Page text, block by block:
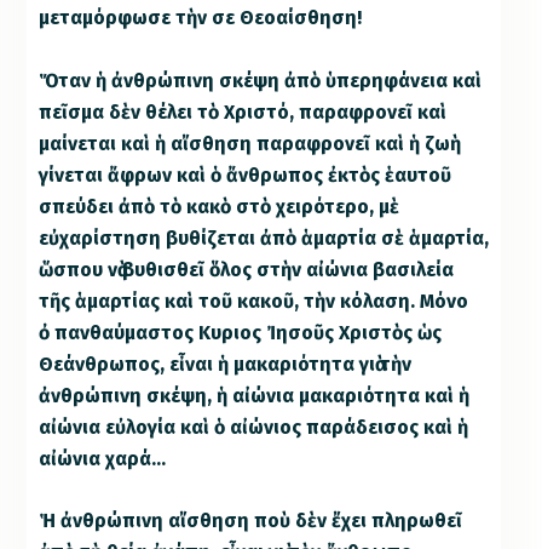
μεταμόρφωσε τὴν σε Θεοαίσθηση!
Ὅταν ἡ ἀνθρώπινη σκέψη ἀπὸ ὑπερηφάνεια καὶ
πεῖσμα δὲν θέλει τὸ Χριστό, παραφρονεῖ καὶ
μαίνεται καὶ ἡ αἴσθηση παραφρονεῖ καὶ ἡ ζωὴ
γίνεται ἄφρων καὶ ὁ ἄνθρωπος ἐκτὸς ἑαυτοῦ
σπεύδει ἀπὸ τὸ κακὸ στὸ χειρότερο, μὲ
εὐχαρίστηση βυθίζεται ἀπὸ ἁμαρτία σὲ ἁμαρτία,
ὥσπου νὰ βυθισθεῖ ὅλος στὴν αἰώνια βασιλεία
τῆς ἁμαρτίας καὶ τοῦ κακοῦ, τὴν κόλαση. Μόνο
ὀ πανθαύμαστος Κυριος Ἰησοῦς Χριστὸς ὡς
Θεάνθρωπος, εἶναι ἡ μακαριότητα γιὰ τὴν
ἀνθρώπινη σκέψη, ἡ αἰώνια μακαριότητα καὶ ἡ
αἰώνια εὐλογία καὶ ὁ αἰώνιος παράδεισος καὶ ἡ
αἰώνια χαρά…
Ἡ ἀνθρώπινη αἴσθηση ποὺ δὲν ἔχει πληρωθεῖ